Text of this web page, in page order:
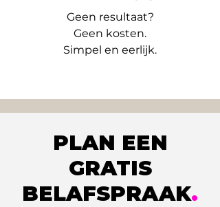
Geen resultaat?
Geen kosten.
Simpel en eerlijk.
PLAN EEN
GRATIS
BELAFSPRAAK.